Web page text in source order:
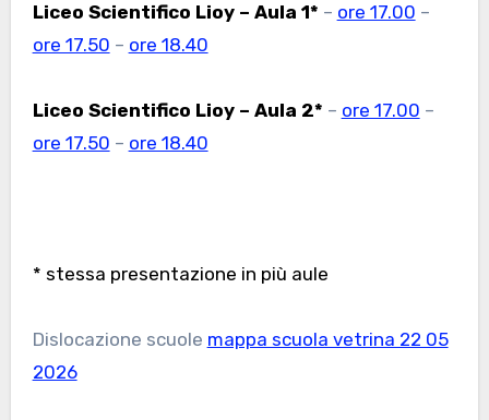
Liceo Scientifico Lioy – Aula 1* – ore 17.00 –
ore 17.50 – ore 18.40
Liceo Scientifico Lioy – Aula 2* – ore 17.00 –
ore 17.50 – ore 18.40
* stessa presentazione in più aule
Dislocazione scuole mappa scuola vetrina 22 05
2026